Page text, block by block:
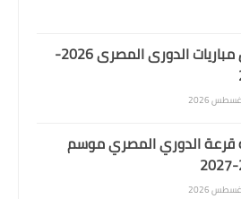
الاهلي وباتشوكا
جدول مباريات الدورى المصرى 2026-
قرعة الدوري المصري موسم